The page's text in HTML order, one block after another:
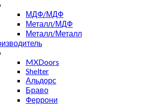
МДФ/МДФ
Металл/МДФ
Металл/Металл
MXDoors
Shelter
Альдорс
Браво
Феррони